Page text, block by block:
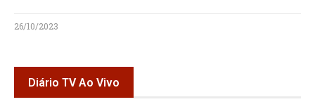
26/10/2023
Diário TV Ao Vivo